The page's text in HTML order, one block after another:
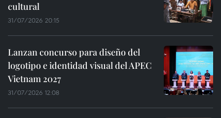
cultural
31/07/2026 20:15
Lanzan concurso para diseño del
logotipo e identidad visual del APEC
Vietnam 2027
31/07/2026 12:08